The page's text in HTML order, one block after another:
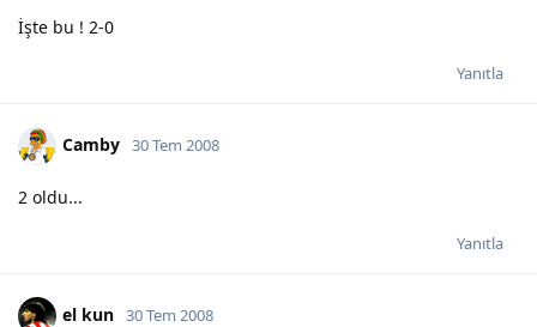
İşte bu ! 2-0
Yanıtla
Camby 30 Tem 2008
2 oldu...
Yanıtla
el kun 30 Tem 2008